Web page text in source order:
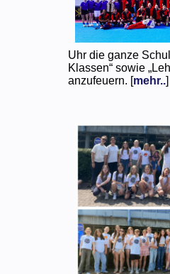
Uhr die ganze
Klassen“ sowie
anzufeuern. [mehr..